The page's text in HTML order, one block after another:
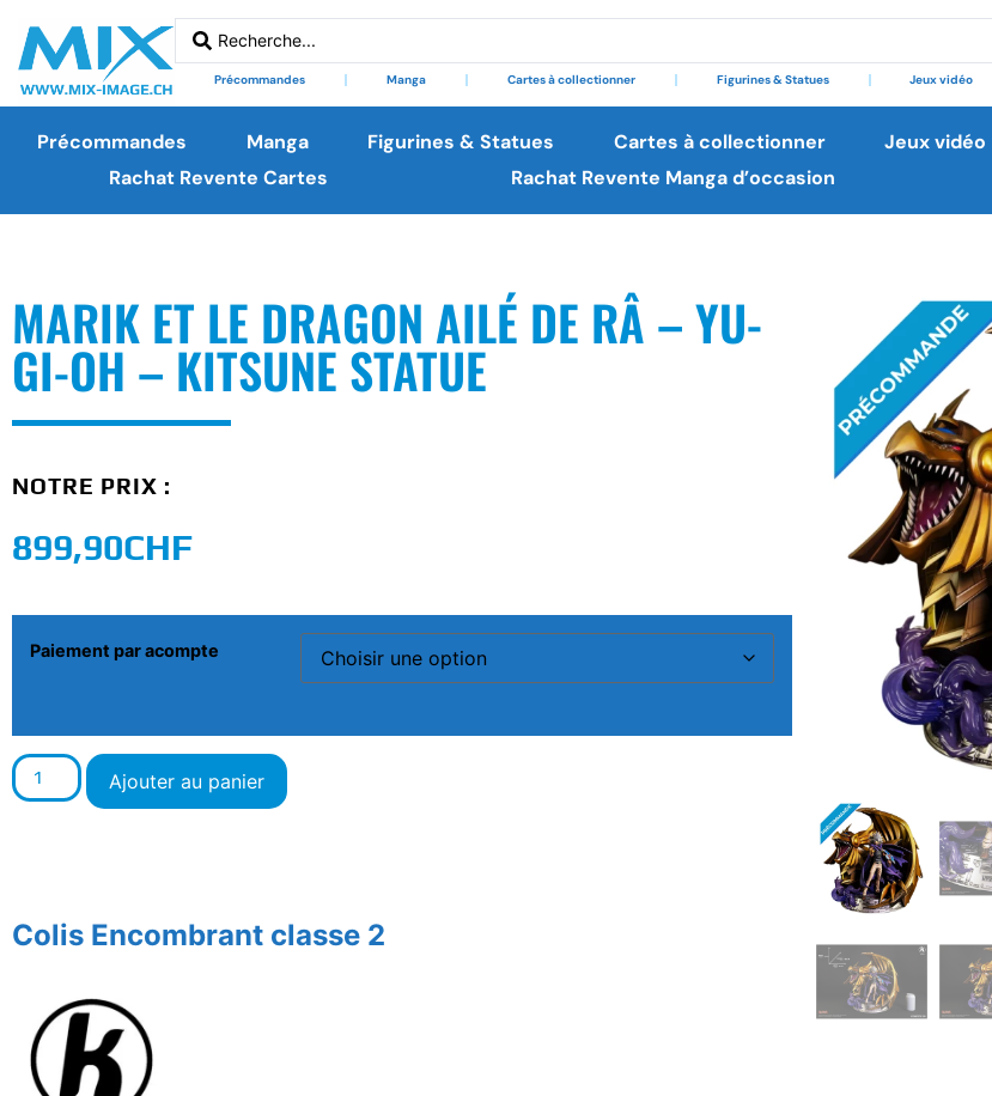
Précommandes Manga Cartes à collectionner Figurines & Statues Jeux vidéo
Précommandes Manga Figurines & Statues Cartes à collectionner Jeux vidéo
Rachat Revente Cartes
Rachat Revente Manga d’occasion
MARIK ET LE DRAGON AILÉ DE RÂ – YU-
GI-OH – KITSUNE STATUE
NOTRE PRIX :
899,90CHF
Paiement par acompte
Ajouter au panier
Colis Encombrant classe 2